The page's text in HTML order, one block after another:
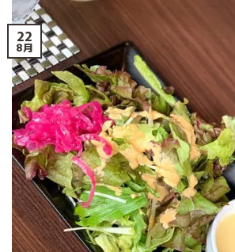
22
8月